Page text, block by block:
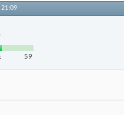
21:09
59